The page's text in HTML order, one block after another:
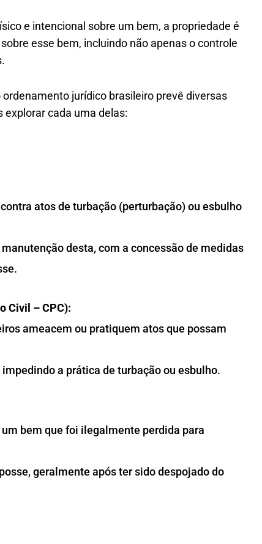
e intencional sobre um bem, a propriedade é
esse bem, incluindo não apenas o controle
jurídico brasileiro prevê diversas
cada uma delas:
atos de turbação (perturbação) ou esbulho
desta, com a concessão de medidas
Civil – CPC):
ameacem ou pratiquem atos que possam
a prática de turbação ou esbulho.
bem que foi ilegalmente perdida para
geralmente após ter sido despojado do